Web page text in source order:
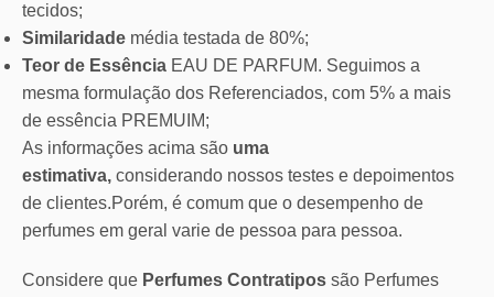
tecidos;
Similaridade média testada de 80%;
Teor de Essência EAU DE PARFUM. Seguimos a
mesma formulação dos Referenciados, com 5% a mais
de essência PREMUIM;
As informações acima são uma
estimativa, considerando nossos testes e depoimentos
de clientes.Porém, é comum que o desempenho de
perfumes em geral varie de pessoa para pessoa.
Considere que Perfumes Contratipos são Perfumes